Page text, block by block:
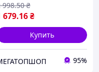
679.16₴
998.50 ₴
Купить
95%